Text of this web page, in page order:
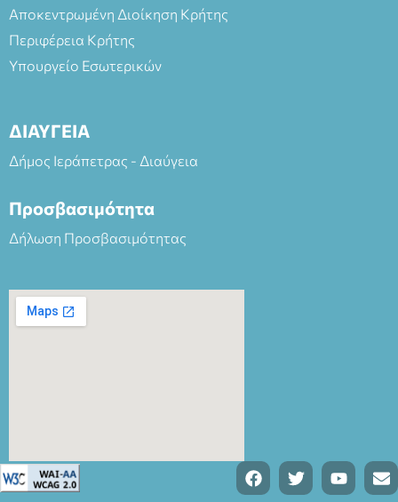
Αποκεντρωμένη Διοίκηση Κρήτης
Περιφέρεια Κρήτης
Υπουργείο Εσωτερικών
ΔΙΑΥΓΕΙΑ
Δήμος Ιεράπετρας - Διαύγεια
Προσβασιμότητα
Δήλωση Προσβασιμότητας